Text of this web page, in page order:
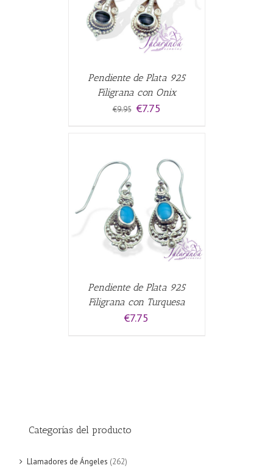
Pendiente de Plata 925
Filigrana con Onix
€9.95 El
€7.75
Pendiente de Plata 925
Filigrana con Turquesa
€7.75
Categorías del producto
Llamadores de Ángeles (262)